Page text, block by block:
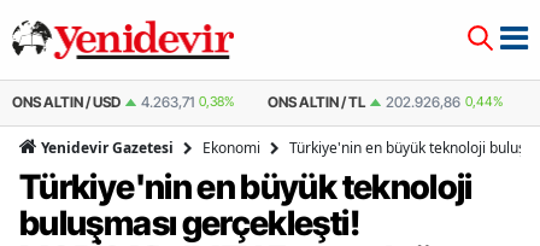
ONS ALTIN / USD 4.263,71 0,38% ONS ALTIN / TL 202.926,86 0,44%
Yenidevir Gazetesi Ekonomi Türkiye'nin en büyük teknoloji
Türkiye'nin en büyük teknoloji
buluşması gerçekleşti!